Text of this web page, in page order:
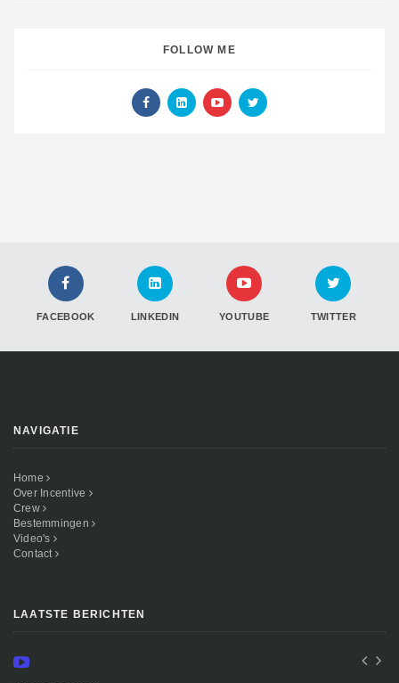
FOLLOW ME
FACEBOOK LINKEDIN YOUTUBE TWITTER
NAVIGATIE
Home
Over Incentive
Crew
Bestemmingen
Video's
Contact
LAATSTE BERICHTEN